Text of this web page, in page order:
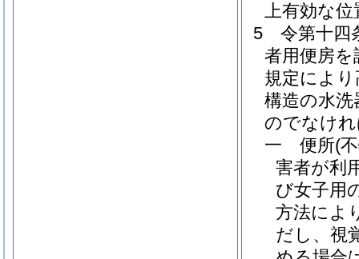
上有効な
5
令第十四
者用便房
規定によ
構造の水
のでなけ
一
便所(
害者が利
び女子用
方法によ
だし、視